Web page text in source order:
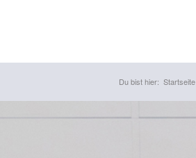
Du bist hier: Startseite